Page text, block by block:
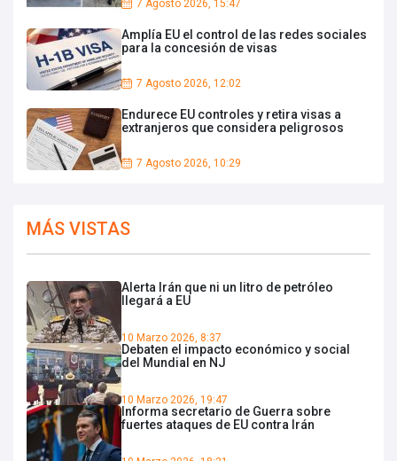
7 Agosto 2026, 15:47
Amplía EU el control de las redes sociales
para la concesión de visas
7 Agosto 2026, 12:02
Endurece EU controles y retira visas a
extranjeros que considera peligrosos
7 Agosto 2026, 10:29
MÁS VISTAS
Alerta Irán que ni un litro de petróleo
llegará a EU
10 Marzo 2026, 8:37
Debaten el impacto económico y social
del Mundial en NJ
10 Marzo 2026, 19:47
Informa secretario de Guerra sobre
fuertes ataques de EU contra Irán